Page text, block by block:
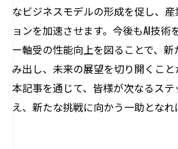
なビジネスモデルの形成を促し、
ョンを加速させます。今後もAI技術
ー軸受の性能向上を図ることで、
み出し、未来の展望を切り開くこと
本記事を通じて、皆様が次なるス
え、新たな挑戦に向かう一助となれ